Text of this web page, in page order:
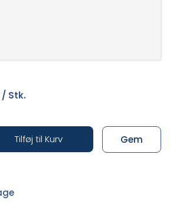
/ Stk.
Tilføj til Kurv Gem